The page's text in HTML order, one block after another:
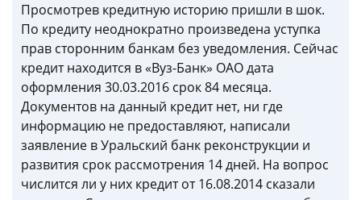
Просмотрев кредитную историю пришли в шок.
По кредиту неоднократно произведена уступка
прав сторонним банкам без уведомления. Сейчас
кредит находится в «Вуз-Банк» ОАО дата
оформления 30.03.2016 срок 84 месяца.
Документов на данный кредит нет, ни где
информацию не предоставляют, написали
заявление в Уральский банк реконструкции и
развития срок рассмотрения 14 дней. На вопрос
числится ли у них кредит от 16.08.2014 сказали